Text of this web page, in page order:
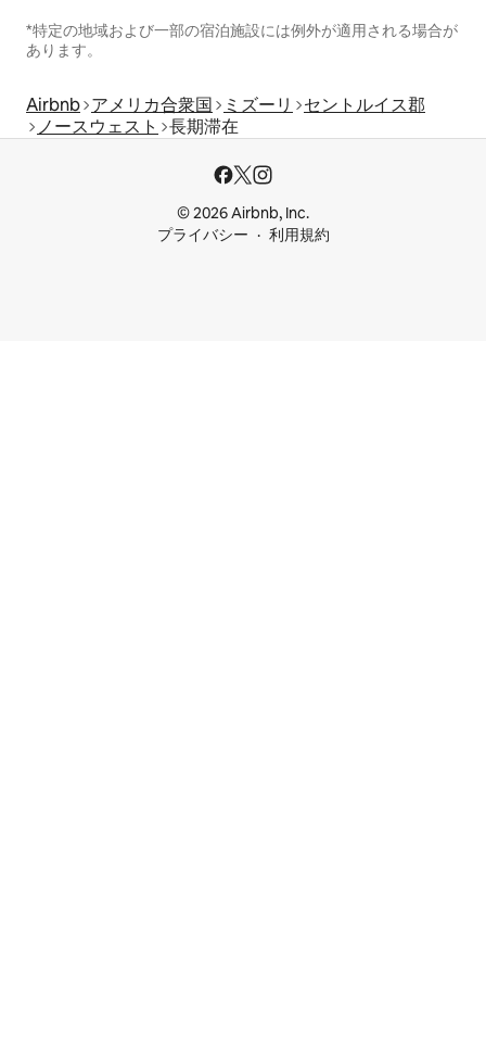
*特定の地域および一部の宿泊施設には例外が適用される場合が
あります。
Airbnb アメリカ合衆国 ミズーリ
セントルイス郡
ノースウェスト
長期滞在
© 2026 Airbnb, Inc.
プライバシー
利用規約